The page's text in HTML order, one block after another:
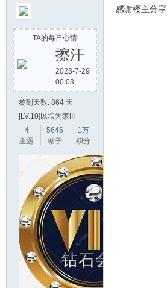
TA的每日心情
擦汗
2023-7-29
00:03
签到天数: 864 天
[LV.10]以坛为家III
4
主题
5646
帖子
1万
积分
感谢楼主分享